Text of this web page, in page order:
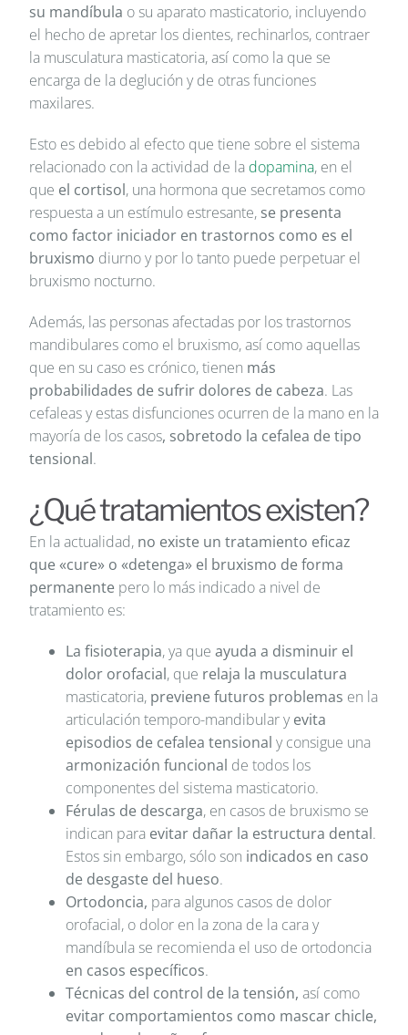
su mandíbula o su aparato masticatorio, incluyendo
el hecho de apretar los dientes, rechinarlos, contraer
la musculatura masticatoria, así como la que se
encarga de la deglución y de otras funciones
maxilares.
Esto es debido al efecto que tiene sobre el sistema
relacionado con la actividad de la dopamina, en el
que el cortisol, una hormona que secretamos como
respuesta a un estímulo estresante, se presenta
como factor iniciador en trastornos como es el
bruxismo diurno y por lo tanto puede perpetuar el
bruxismo nocturno.
Además, las personas afectadas por los trastornos
mandibulares como el bruxismo, así como aquellas
que en su caso es crónico, tienen más
probabilidades de sufrir dolores de cabeza. Las
cefaleas y estas disfunciones ocurren de la mano en la
mayoría de los casos, sobretodo la cefalea de tipo
tensional.
¿Qué tratamientos existen?
En la actualidad, no existe un tratamiento eficaz
que «cure» o «detenga» el bruxismo de forma
permanente pero lo más indicado a nivel de
tratamiento es:
La fisioterapia, ya que ayuda a disminuir el
dolor orofacial, que relaja la musculatura
masticatoria, previene futuros problemas en la
articulación temporo-mandibular yevita
episodios de cefalea tensional y consigue una
armonización funcional de todos los
componentes del sistema masticatorio.
Férulas de descarga, en casos de bruxismo se
indican para evitar dañar la estructura dental.
Estos sin embargo, sólo son indicados en caso
de desgaste del hueso.
Ortodoncia, para algunos casos de dolor
orofacial, o dolor en la zona de la cara y
mandíbula se recomienda el uso de ortodoncia
en casos específicos.
Técnicas del control de la tensión, así como
evitar comportamientos como mascar chicle,